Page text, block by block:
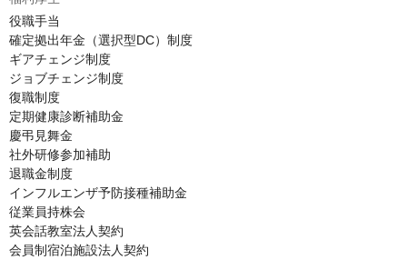
役職⼿当
確定拠出年⾦（選択型DC）制度
ギアチェンジ制度
ジョブチェンジ制度
復職制度
定期健康診断補助⾦
慶弔⾒舞⾦
社外研修参加補助
退職⾦制度
インフルエンザ予防接種補助⾦
従業員持株会
英会話教室法人契約
会員制宿泊施設法人契約